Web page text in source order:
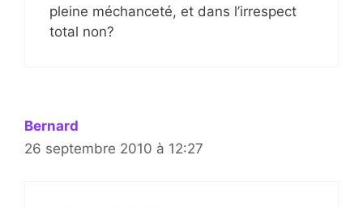
pleine méchanceté, et dans l’irrespect
total non?
Bernard
26 septembre 2010 à 12:27